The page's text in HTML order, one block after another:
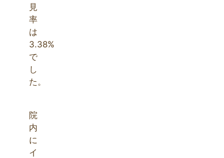
見
率
は
3.38%
で
し
た。
院
内
に
イ